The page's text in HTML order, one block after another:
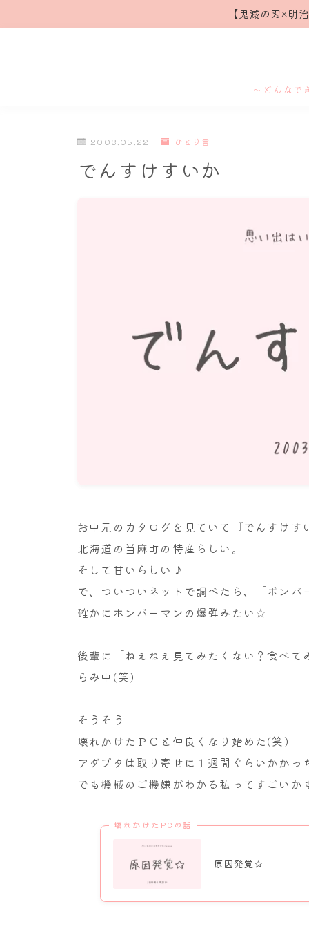
【鬼滅の刃×明
～どんなで
2003.05.22 ひとり言
でんすけすいか
お中元のカタログを見ていて『でんすけ
北海道の当麻町の特産らしい。
そして甘いらしい♪
で、ついついネットで調べたら、「ボン
確かにホンバーマンの爆弾みたい☆
後輩に「ねぇねぇ見てみたくない？食べ
らみ中(笑)
そうそう
壊れかけたＰＣと仲良くなり始めた(笑)
アダプタは取り寄せに１週間ぐらいかか
でも機械のご機嫌がわかる私ってすごいか
壊れかけたPCの話
原因発覚☆